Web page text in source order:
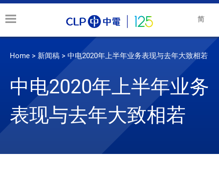
简
Home > 新闻稿 > 中电2020年上半年业务表现与去年大致相若
中电2020年上半年业务
表现与去年大致相若